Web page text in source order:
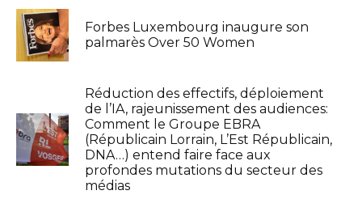
Forbes Luxembourg inaugure son
palmarès Over 50 Women
Réduction des effectifs, déploiement
de l’IA, rajeunissement des audiences:
Comment le Groupe EBRA
(Républicain Lorrain, L’Est Républicain,
DNA…) entend faire face aux
profondes mutations du secteur des
médias